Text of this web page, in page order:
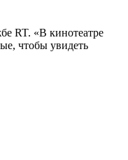
RT. «В кинотеатре
чтобы увидеть